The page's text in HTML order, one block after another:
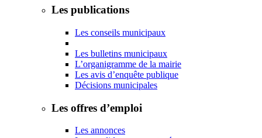
Les publications
Les conseils municipaux
Les bulletins municipaux
L’organigramme de la mairie
Les avis d’enquête publique
Décisions municipales
Les offres d’emploi
Les annonces